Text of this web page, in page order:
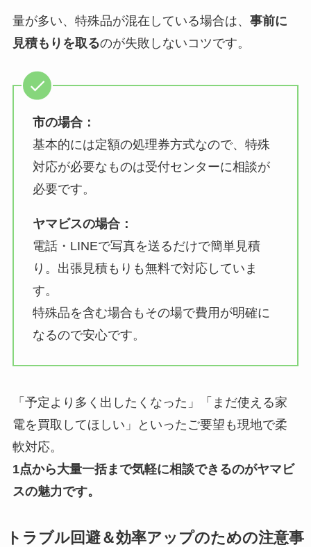
量が多い、特殊品が混在している場合は、 事前に
見積もりを取るのが失敗しないコツです。
市の場合：
基本的には定額の処理券方式なので、特殊
対応が必要なものは受付センターに相談が
必要です。
ヤマビスの場合：
電話・LINEで写真を送るだけで簡単見積
り。出張見積もりも無料で対応していま
す。
特殊品を含む場合もその場で費用が明確に
なるので安心です。
「予定より多く出したくなった」「まだ使える家
電を買取してほしい」といったご要望も現地で柔
軟対応。
1点から大量一括まで気軽に相談できるのがヤマビ
スの魅力です。
トラブル回避＆効率アップのための注意事